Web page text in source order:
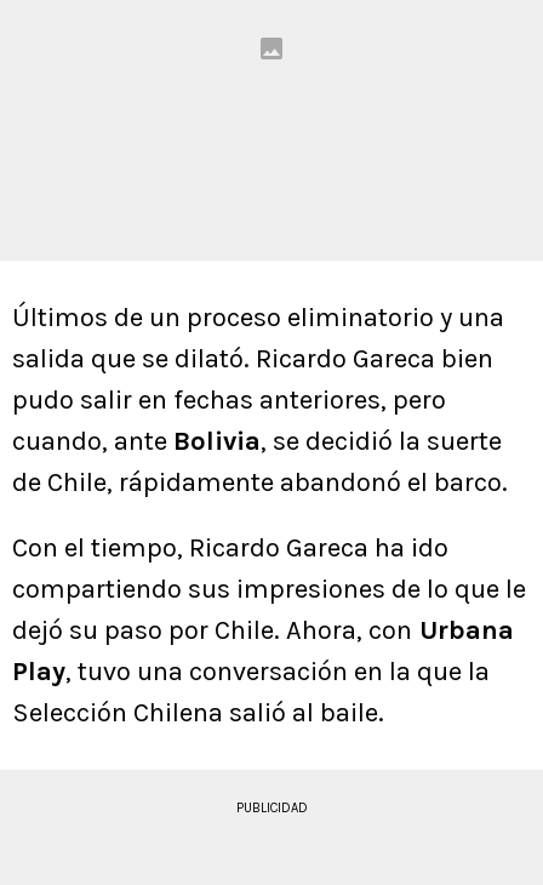
Últimos de un proceso eliminatorio y una
salida que se dilató. Ricardo Gareca bien
pudo salir en fechas anteriores, pero
cuando, ante Bolivia, se decidió la suerte
de Chile, rápidamente abandonó el barco.
Con el tiempo, Ricardo Gareca ha ido
compartiendo sus impresiones de lo que le
dejó su paso por Chile. Ahora, con Urbana
Play, tuvo una conversación en la que la
Selección Chilena salió al baile.
PUBLICIDAD